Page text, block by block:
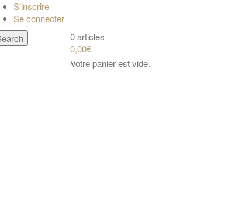
S'inscrire
Se connecter
0 articles
0,00€
Votre panier est vide.